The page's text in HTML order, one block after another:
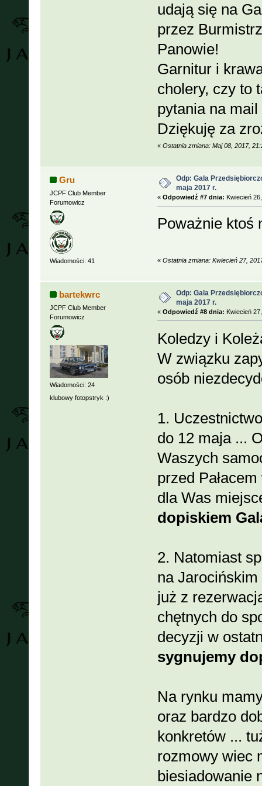
udają się na
przez
Panowie!
Garnitur i
cholery, czy to
pytania na
Dziękuję za
« Ostatnia zmiana: Maj 08, 2017,
Gru
JCPF Club Member
Forumowicz
Wiadomości: 41
Odp: Gala
maja 2017 r.
« Odpowiedź #7 dnia: Kwiecień
Poważnie
« Ostatnia zmiana: Kwiecień 27,
bartekwrc
JCPF Club Member
Forumowicz
Wiadomości: 24
klubowy fotopstryk :)
Odp: Gala
maja 2017 r.
« Odpowiedź #8 dnia: Kwiecień
Koledzy i
W związku
osób
1.
do 12 maja ...
Waszych
przed
dla Was
dopiskiem
2. Natomiast
na
już z
chętnych do
decyzji w
sygnujemy
Na rynku
oraz bardzo
konkretów ...
rozmowy wiec
biesiadowanie